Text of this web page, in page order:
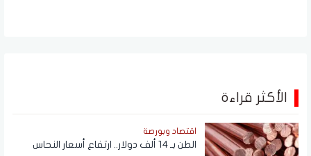
الأكثر قراءة
اقتصاد وبورصة
الطن بـ 14 ألف دولار.. ارتفاع أسعار النحاس